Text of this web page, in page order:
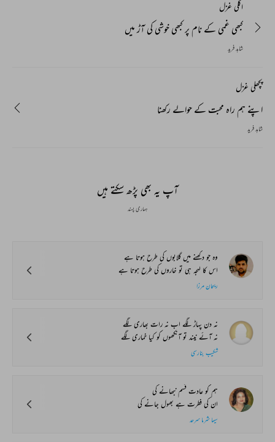
اگلی غزل
کبھی غمی کے نام پر کبھی خوشی کی آڑ میں
شاہد فرید
پچھلی غزل
اپنے ہم راہ محبت کے حوالے رکھنا
شاہد فرید
آپ یہ بھی پڑھ سکتے ہیں
ہماری پسند
وہ جو دکھنے میں گلابوں کی طرح ہوتا ہے
اس کا لہجہ ہی تو خاروں کی طرح ہوتا ہے
ریحان مرزا
نہ دن پہاڑ لگے اب نہ رات بھاری لگے
نہ آئے نیند تو آنکھوں کو کیا خماری لگے
شکیب بنارسی
ہم کو عادت قسم نبھانے کی
ان کی فطرت ہے بھول جانے کی
سیما شرما سرحد